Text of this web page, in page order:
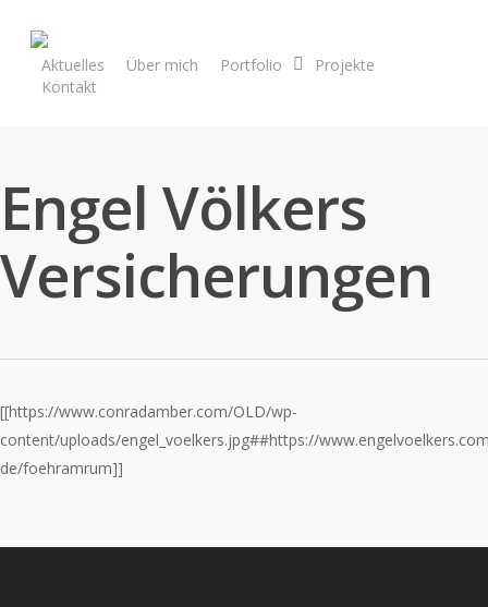
Aktuelles Über mich Portfolio
Projekte
Kontakt
Engel Völkers
Versicherungen
[[https://www.conradamber.com/OLD/wp-
content/uploads/engel_voelkers.jpg##https://
de/foehramrum]]